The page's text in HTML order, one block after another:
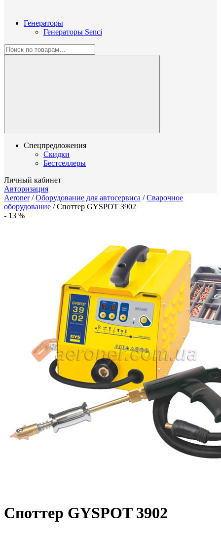
Генераторы
Генераторы Senci
Спецпредложения
Скидки
Бестселлеры
Личный кабинет
Авторизация
Aeroner/Оборудование для автосервиса /Сварочное
оборудование /Споттер GYSPOT 3902
- 13 %
Споттер GYSPOT 3902